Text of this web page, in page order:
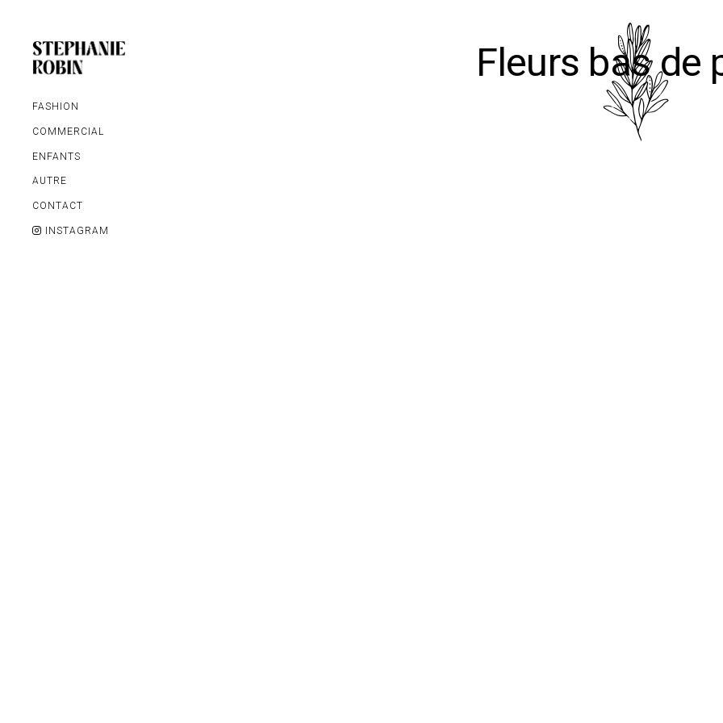
FASHION
COMMERCIAL
ENFANTS
AUTRE
MARIAGE / FAMILLE /
CONTACT
INSTAGRAM
Fleurs bas de